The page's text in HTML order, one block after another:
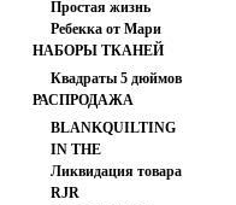
Простая жизнь
Ребекка от Мари
Коваль
НАБОРЫ ТКАНЕЙ
Квадраты 5 дюймов
РАСПРОДАЖА
BLANKQUILTING
IN THE
BEGINNING
Ликвидация товара
RJR